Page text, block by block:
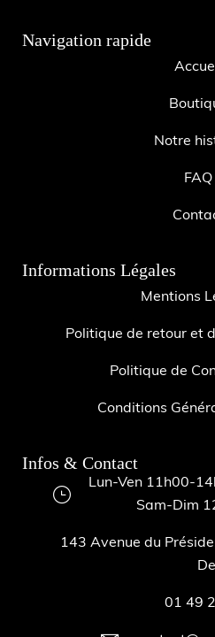
Navigation rapide
Notre
FAQ
Informations Légales
Mentions
Politique de retour et
Politique de
Conditions
Infos & Contact
Lun-Ven 11h00-
Sam-Dim
143 Avenue du
01 49